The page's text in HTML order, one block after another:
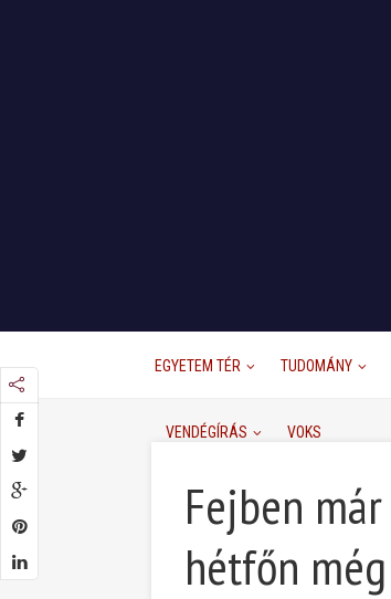
EGYETEM TÉR TUDOMÁNY
VENDÉGÍRÁS VOKS
Fejben
hétfőn